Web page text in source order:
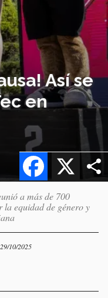
Así se
en
X
Facebook
a más de 700
equidad de género y
10/2025